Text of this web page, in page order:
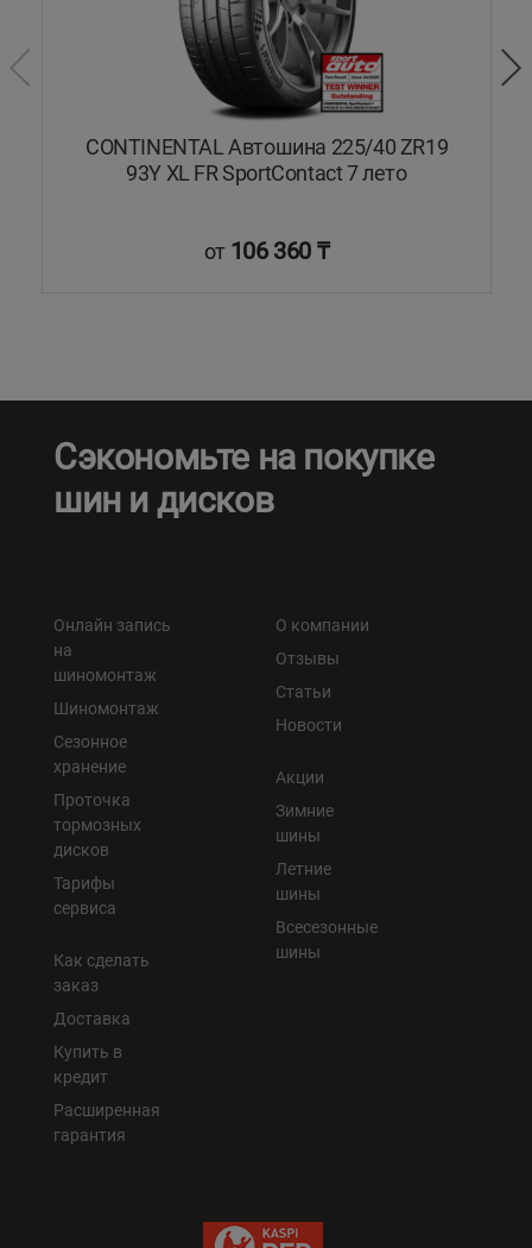
CONTINENTAL Автошина 225/40 ZR19
93Y XL FR SportContact 7 лето
от 106 360 ₸
Сэкономьте на покупке
шин и дисков
Онлайн запись
на
шиномонтаж
Шиномонтаж
Сезонное
хранение
Проточка
тормозных
дисков
Тарифы
сервиса
Как сделать
заказ
Доставка
Купить в
кредит
Расширенная
гарантия
О компании
Отзывы
Статьи
Новости
Акции
Зимние
шины
Летние
шины
Всесезонные
шины